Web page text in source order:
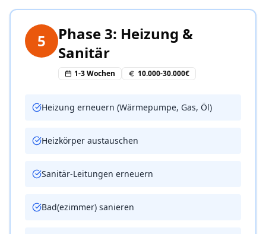
5
Phase 3: Heizung &
Sanitär
1-3 Wochen 10.000-30.000€
Heizung erneuern (Wärmepumpe, Gas, Öl)
Heizkörper austauschen
Sanitär-Leitungen erneuern
Bad(ezimmer) sanieren
Ihr Handwerker wartet schon!